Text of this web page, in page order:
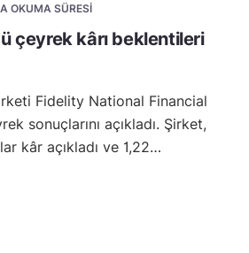
OKUMA SÜRESI
çeyrek kârı beklentileri
Fidelity National Financial
sonuçlarını açıkladı. Şirket,
kâr açıkladı ve 1,22…